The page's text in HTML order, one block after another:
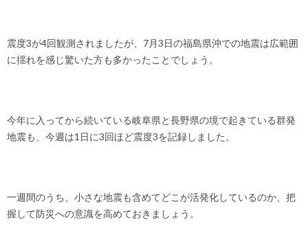
震度3が4回観測されましたが、7月3日の福島県沖での地震は広範囲
に揺れを感じ驚いた方も多かったことでしょう。
今年に入ってから続いている岐阜県と長野県の境で起きている群発
地震も、今週は1日に3回ほど震度3を記録しました。
一週間のうち、小さな地震も含めてどこが活発化しているのか、把
握して防災への意識を高めておきましょう。